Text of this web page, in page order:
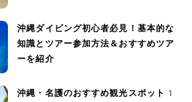
沖縄ダイビング初心者必見！基本的な
知識とツアー参加方法＆おすすめツア
ーを紹介
沖縄・名護のおすすめ観光スポット1